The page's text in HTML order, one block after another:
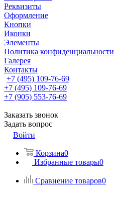
Реквизиты
Оформление
Кнопки
Иконки
Элементы
Политика конфиденциальности
Галерея
Контакты
+7 (495) 109-76-69
+7 (495) 109-76-69
+7 (905) 553-76-69
Заказать звонок
Задать вопрос
Войти
Корзина0
Избранные товары0
Сравнение товаров0